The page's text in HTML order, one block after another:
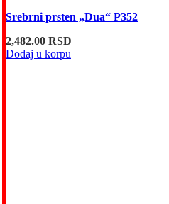
Srebrni prsten „Dua“ P352
2,482.00 RSD
Dodaj u korpu